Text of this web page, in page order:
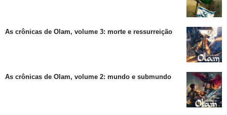
As crônicas de Olam, volume 3: morte e ressurreição
As crônicas de Olam, volume 2: mundo e submundo